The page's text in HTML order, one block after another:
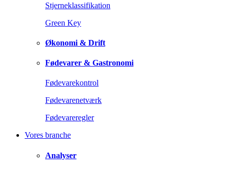
Stjerneklassifikation
Green Key
Økonomi & Drift
Fødevarer & Gastronomi
Fødevarekontrol
Fødevarenetværk
Fødevareregler
Vores branche
Analyser